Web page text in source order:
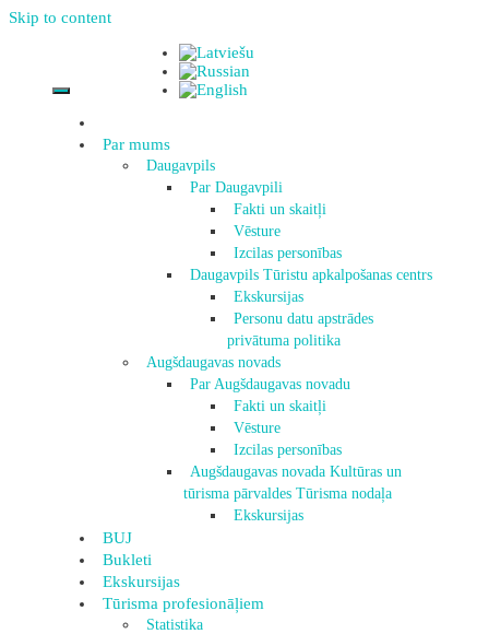
Skip to content
Par mums
Daugavpils
Par Daugavpili
Fakti un skaitļi
Vēsture
Izcilas personības
Daugavpils Tūristu apkalpošanas centrs
Ekskursijas
Personu datu apstrādes
privātuma politika
Augšdaugavas novads
Par Augšdaugavas novadu
Fakti un skaitļi
Vēsture
Izcilas personības
Augšdaugavas novada Kultūras un
tūrisma pārvaldes Tūrisma nodaļa
Ekskursijas
BUJ
Bukleti
Ekskursijas
Tūrisma profesionāļiem
Statistika